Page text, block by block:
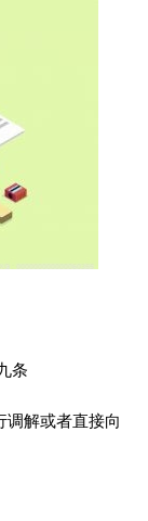
条
调解或者直接向